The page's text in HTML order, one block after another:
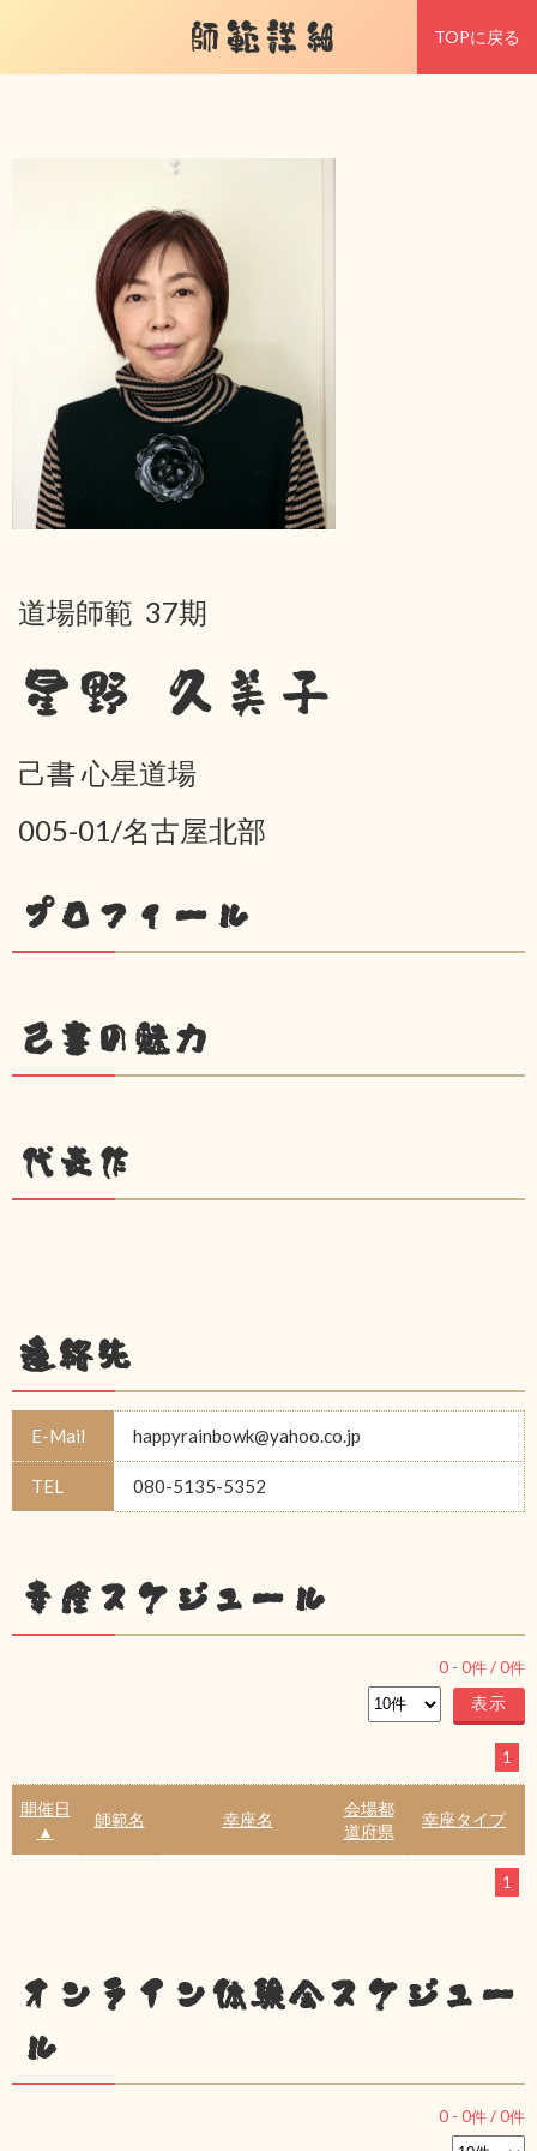
師範詳細 TOPに戻る
道場師範 37期
星野 久美子
己書 心星道場
005-01/名古屋北部
プロフィール
己書の魅力
代表作
連絡先
E-Mail happyrainbowk@yahoo.co.jp
TEL 080-5135-5352
幸座スケジュール
0 - 0件 /0件
1
開催日
▲
師範名 幸座名
会場都
道府県
幸座タイプ
1
オンライン体験会スケジュー
ル
0 - 0件 /0件